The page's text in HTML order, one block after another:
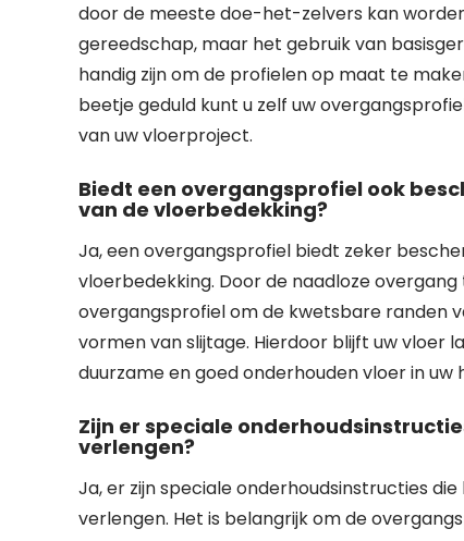
door de meeste doe-het-zelvers kan
gereedschap, maar het gebruik van
handig zijn om de profielen op maat te
beetje geduld kunt u zelf uw
van uw vloerproject.
Biedt een overgangsprofiel ook
van de vloerbedekking?
Ja, een overgangsprofiel biedt zeker
vloerbedekking. Door de naadloze
overgangsprofiel om de kwetsbare randen
vormen van slijtage. Hierdoor blijft uw vloer
duurzame en goed onderhouden vloer in uw
Zijn er speciale
verlengen?
Ja, er zijn speciale onderhoudsinstructies
verlengen. Het is belangrijk om de